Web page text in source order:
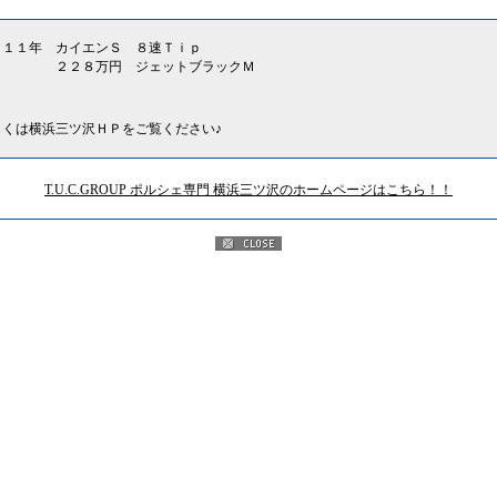
１１年 カイエンＳ ８速Ｔｉｐ
８万円 ジェットブラックＭ
は横浜三ツ沢ＨＰをご覧ください♪
T.U.C.GROUP ポルシェ専門 横浜三ツ沢のホームページはこちら！！